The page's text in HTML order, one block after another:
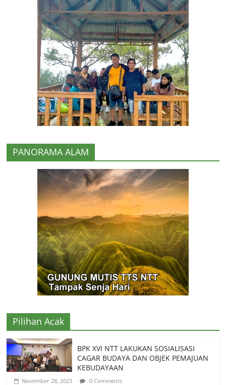
PANORAMA ALAM
Pilihan Acak
BPK XVI NTT LAKUKAN SOSIALISASI
CAGAR BUDAYA DAN OBJEK PEMAJUAN
KEBUDAYAAN
November 28, 2023 0 Comments